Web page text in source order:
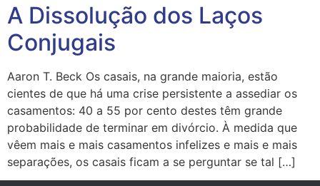
A Dissolução dos Laços
Conjugais
Aaron T. Beck Os casais, na grande maioria, estão
cientes de que há uma crise persistente a assediar os
casamentos: 40 a 55 por cento destes têm grande
probabilidade de terminar em divórcio. À medida que
vêem mais e mais casamentos infelizes e mais e mais
separações, os casais ficam a se perguntar se tal […]